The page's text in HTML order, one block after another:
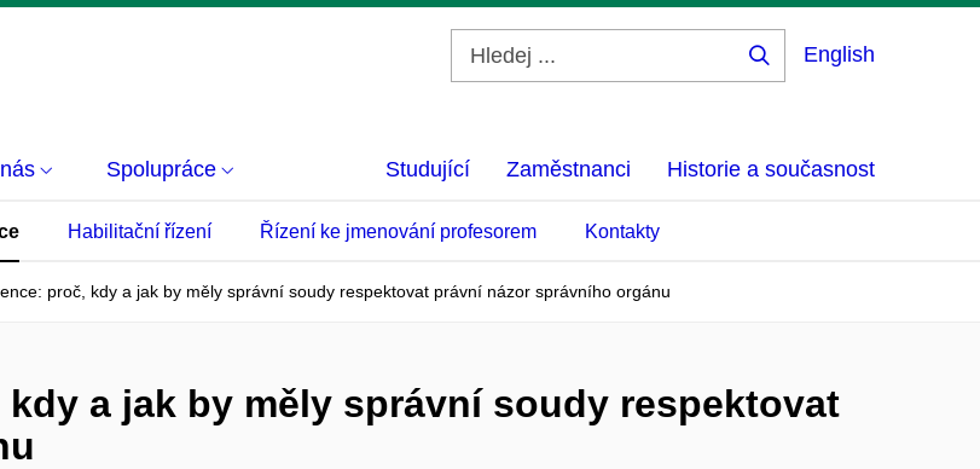
English
Spolupráce Studující Zaměstnanci Historie a současnost
Habilitační řízení Řízení ke jmenování profesorem Kontakty
proč, kdy a jak by měly správní soudy respektovat právní názor správního orgánu
a jak by měly správní soudy respektovat